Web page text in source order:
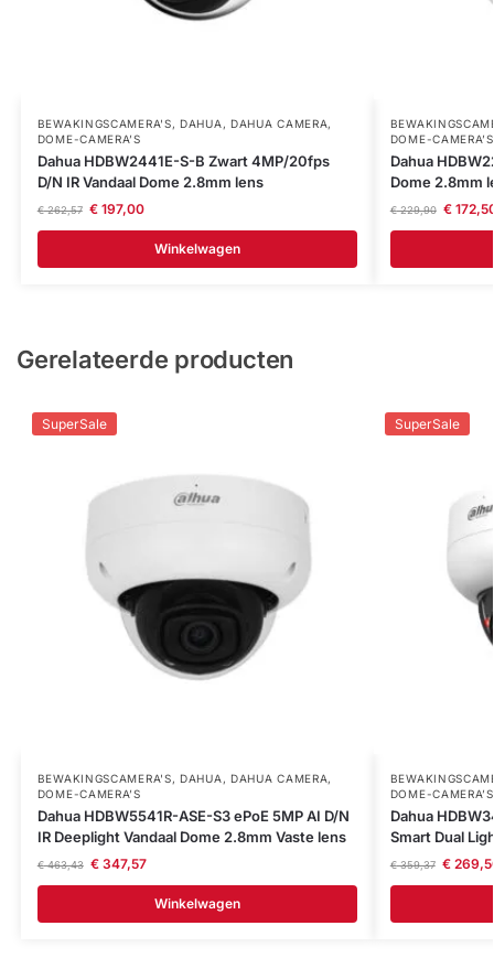
BEWAKINGSCAMERA'S,DAHUA , DAHUA CAMERA,
DOME-CAMERA’S
Dahua HDBW2441E-S-B Zwart 4MP/20fps
D/N IR Vandaal Dome 2.8mm lens
€262,57 €197,00
Winkelwagen
DOME-CAMERA’S
Dahua
Dome 2.8mm
€229,90 €
Gerelateerde producten
SuperSale
BEWAKINGSCAMERA'S, DAHUA , DAHUA CAMERA,
DOME-CAMERA’S
Dahua HDBW5541R-ASE-S3 ePoE 5MP AI D/N
IR Deeplight Vandaal Dome 2.8mm Vaste lens
€463,43 €347,57
Winkelwagen
SuperSale
DOME-CAMERA’S
Dahua
Smart Dual
€359,37 €